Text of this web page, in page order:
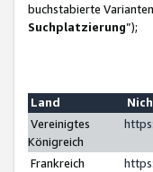
buchstabierte
Suchplatzierung”);
Land
Vereinigtes
Königreich
Frankreich